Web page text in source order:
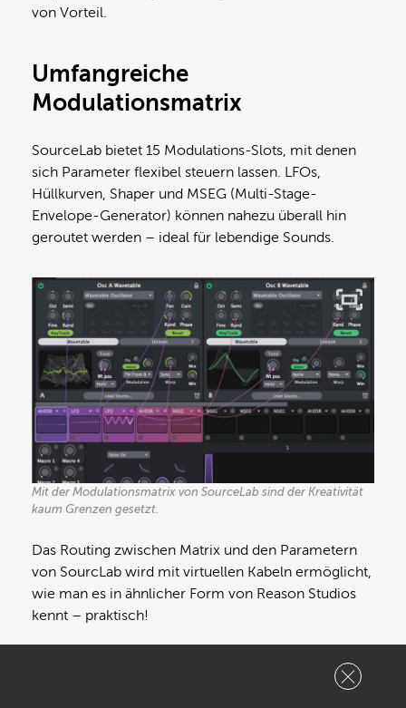
von Vorteil.
Umfangreiche
Modulationsmatrix
SourceLab bietet 15 Modulations-Slots, mit denen
sich Parameter flexibel steuern lassen. LFOs,
Hüllkurven, Shaper und MSEG (Multi-Stage-
Envelope-Generator) können nahezu überall hin
geroutet werden – ideal für lebendige Sounds.
Mit der Modulationsmatrix von SourceLab sind der Kreativität
kaum Grenzen gesetzt.
Das Routing zwischen Matrix und den Parametern
von SourcLab wird mit virtuellen Kabeln ermöglicht,
wie man es in ähnlicher Form von Reason Studios
kennt – praktisch!